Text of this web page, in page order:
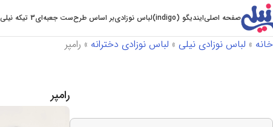
صفحه اصلیایندیگو (indigo) لباس نوزادیبر اساس طرحست جعبه‌ای3 تیکه نیلی
خانه » لباس نوزادی نیلی » لباس نوزادی دخترانه » رامپر
رامپر